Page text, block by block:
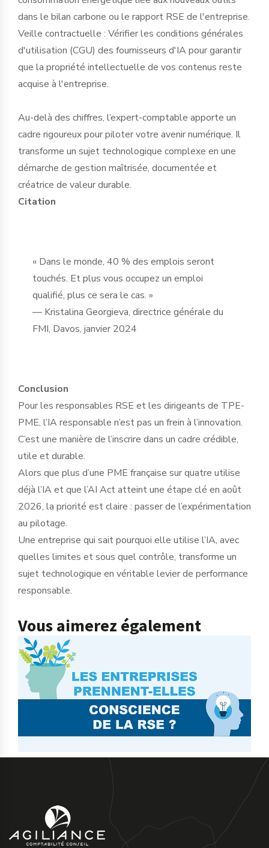
dans le bilan carbone ou le rapport RSE de l'entreprise.
Veille contractuelle : Vérifier les conditions générales
d'utilisation (CGU) des fournisseurs d'IA pour garantir
que la propriété intellectuelle de vos contenus reste
acquise à l'entreprise.
Au-delà des chiffres, l’expert-comptable apporte un
cadre rigoureux pour piloter votre avenir numérique. Il
transforme un sujet technologique complexe en une
démarche de gestion maîtrisée, documentée et
créatrice de valeur durable.
Citation
« Dans le monde, 40 % des emplois seront
touchés. Et plus vous occupez un emploi
qualifié, plus ce sera le cas. »
— Kristalina Georgieva, directrice générale du
FMI, Davos, janvier 2024
Conclusion
Pour les responsables RSE et les dirigeants de TPE-
PME, l’IA responsable n’est pas un frein à l’innovation.
C’est une manière de l’inscrire dans un cadre crédible,
utile et durable.
Alors que plus d’une PME française sur quatre utilise
déjà l’IA et que l’AI Act atteint une étape clé en août
2026, la priorité est claire : passer de l’expérimentation
au pilotage.
Une entreprise qui sait pourquoi elle utilise l’IA, avec
quelles limites et sous quel contrôle, transforme un
sujet technologique en véritable levier de performance
responsable.
Vous aimerez également